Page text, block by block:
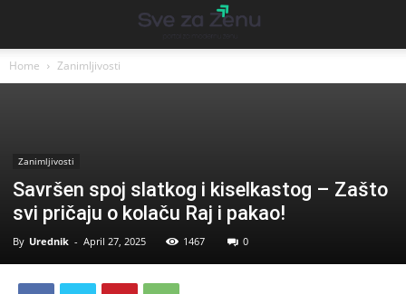
Home Zanimljivosti
Zanimljivosti
Savršen spoj slatkog i kiselkastog – Zašto
svi pričaju o kolaču Raj i pakao!
By Urednik - April 27, 2025 1467 0